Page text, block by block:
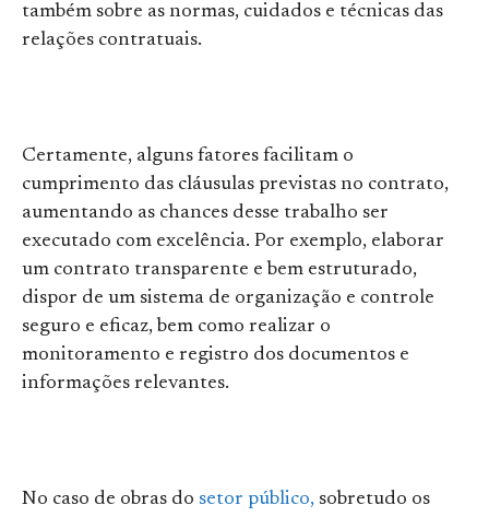
também sobre as normas, cuidados e técnicas das
relações contratuais.
Certamente, alguns fatores facilitam o
cumprimento das cláusulas previstas no contrato,
aumentando as chances desse trabalho ser
executado com excelência. Por exemplo, elaborar
um contrato transparente e bem estruturado,
dispor de um sistema de organização e controle
seguro e eficaz, bem como realizar o
monitoramento e registro dos documentos e
informações relevantes.
No caso de obras do setor público, sobretudo os